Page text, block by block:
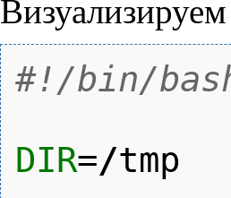
#!/bin/
DIR=/tmp